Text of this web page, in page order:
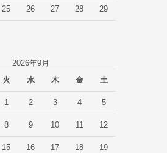
25 26 27 28 29
2026年9月
火 水 木 金 土
1 2 3 4 5
8 9 10 11 12
15 16 17 18 19